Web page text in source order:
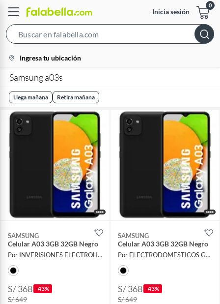
Inicia sesión
Bar
location-
icon
Ingresa tu ubicación
Samsung a03s
Llega mañana Retira mañana
SAMSUNG
Celular A03 3GB 32GB Negro
Por INVERISIONES ELECTROHOGAR S.A.C
S/ 368 -43%
S/ 649
SAMSUNG
Celular A03 3GB 32GB Negro
Por ELECTRODOMESTICOS GALEXA
S/ 368 -43%
S/ 649